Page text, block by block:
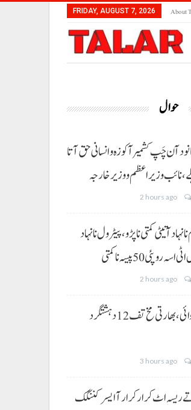
FRIDAY, AUGUST 7, 2026 About
حوال
آن چَپ کشمیر آ کوزہ و انسانی حق آتا
وزیراعظم و وزیر خارجہ
2 hours ago
آتیٹی کمتی نا پڑو،پیٹرول نا نہاد
2 hours ago
بلوچستان اٹ سیکورٹی کاروائی، بھارتی مخ تف 12 دہشتگرد
3 hours ago
ریسہ اٹ کرار کرار آ ایسر کننگک